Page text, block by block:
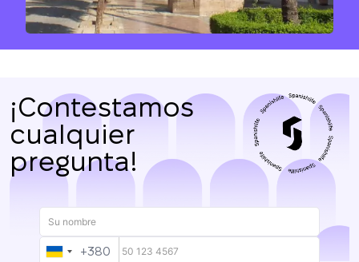
¡Contestamos
cualquier
pregunta!
UKRAINE
+380